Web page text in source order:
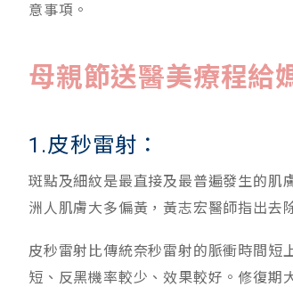
意事項。
母親節送醫美療程給
1.皮秒雷射：
斑點及細紋是最直接及最普遍發生的肌
洲人肌膚大多偏黃，黃志宏醫師指出去
皮秒雷射比傳統奈秒雷射的脈衝時間短
短、反黑機率較少、效果較好。修復期